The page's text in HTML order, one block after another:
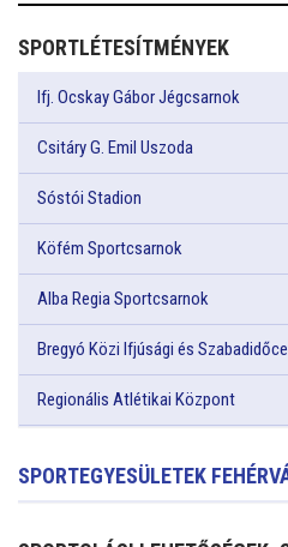
SPORTLÉTESÍTMÉNYEK
Ifj. Ocskay Gábor Jégcsarnok
Csitáry G. Emil Uszoda
Sóstói Stadion
Köfém Sportcsarnok
Alba Regia Sportcsarnok
Bregyó Közi Ifjúsági és
Regionális Atlétikai Központ
SPORTEGYESÜLETEK